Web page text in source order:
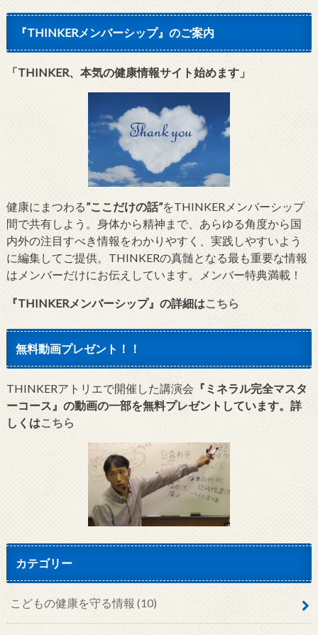
『THINKERメンバーシップ』のご案内
「THINKER、本気の健康情報サイト始めます」
健康にまつわる”ここだけの話”をTHINKERメンバーシップ
間で共有しよう。身体から精神まで、あらゆる角度から国
内外の注目すべき情報をわかりやすく、実践しやすいよう
に編集してご提供。THINKERの真髄となる最も重要な情報
はメンバーだけにお伝えしています。メンバー特典満載！
『THINKERメンバーシップ』 の詳細はこちら
無料動画プレゼント！！
THINKERアトリエで開催した講演会 『ミネラル完全マスタ
ーコース』の動画の一部を無料プレゼントしています。詳
しくはこちら
カテゴリー
こどもの健康を守る情報 (10)